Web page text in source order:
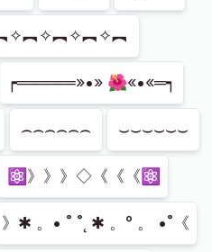
┍═════»•» 🌺«•«═┑
⌢⌢⌢⌢⌢⌢ ⌣⌣⌣⌣⌣⌣
⚛》》》◇《《《⚛
》✱ 。• ˚ ˚˛ ✱ 。° 。 •˚《